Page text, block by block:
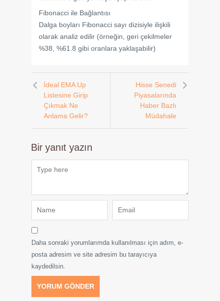
Fibonacci ile Bağlantısı
Dalga boyları Fibonacci sayı dizisiyle ilişkili
olarak analiz edilir (örneğin, geri çekilmeler
%38, %61.8 gibi oranlara yaklaşabilir)
İdeal EMA Up
Listesine Girip
Çıkmak Ne
Anlama Gelir?
Hisse Senedi
Piyasalarında
Haber Bazlı
Müdahale
Bir yanıt yazın
Daha sonraki yorumlarımda kullanılması için adım, e-
posta adresim ve site adresim bu tarayıcıya
kaydedilsin.